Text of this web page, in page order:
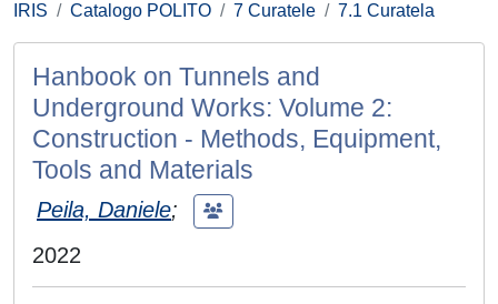
IRIS Catalogo POLITO 7 Curatele 7.1 Curatela
Hanbook on Tunnels and
Underground Works: Volume 2:
Construction - Methods, Equipment,
Tools and Materials
Peila, Daniele;
2022